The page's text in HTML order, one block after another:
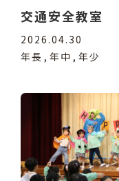
交通安全教室
2026.04.30
年長
年中 年少